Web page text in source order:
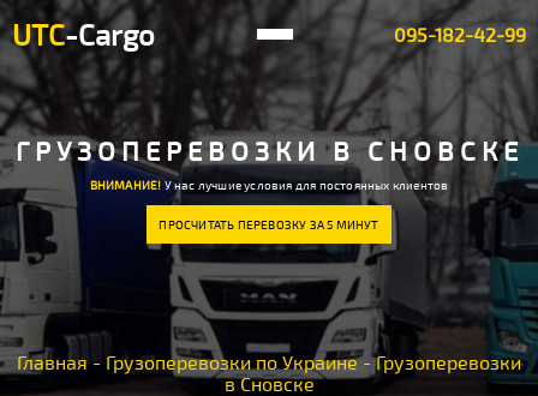
UTC-Cargo 095-182-42-99
ГРУЗОПЕРЕВОЗКИ В СНОВСКЕ
ВНИМАНИЕ! У нас лучшие условия для постоянных клиентов
ПРОСЧИТАТЬ ПЕРЕВОЗКУ ЗА 5 МИНУТ
Главная- Грузоперевозки по Украине-Грузоперевозки
в Сновске